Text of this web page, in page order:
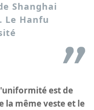
Shanghai
Le Hanfu
est de
la même veste et le